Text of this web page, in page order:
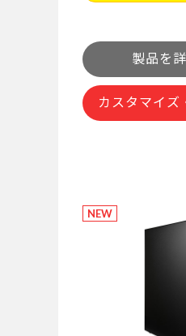
製品を
カスタマイズ
NEW